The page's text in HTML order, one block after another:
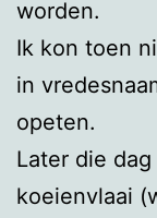
worden.
Ik kon toen
in
opeten.
Later die
koeienvlaai